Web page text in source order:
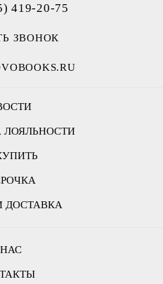
ЛОЯЛЬНОСТИ
ДОСТАВКА
419-20-75
ЗВОНОК